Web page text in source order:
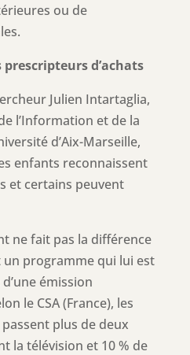
ou de
d’achats
Julien Intartaglia,
l’Information et de la
d’Aix-Marseille,
enfants reconnaissent
et certains peuvent
ne fait pas la différence
programme qui lui est
émission
le CSA (France), les
plus de deux
la télévision et 10 % de